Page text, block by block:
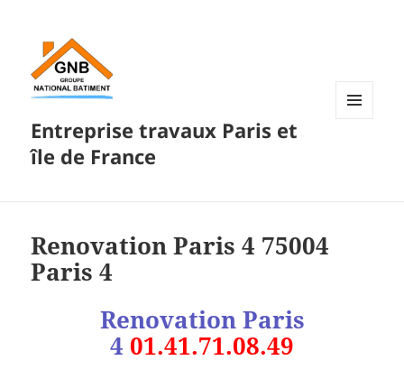
Entreprise travaux Paris et
île de France
Renovation Paris 4 75004
Paris 4
Renovation Paris
4 01.41.71.08.49